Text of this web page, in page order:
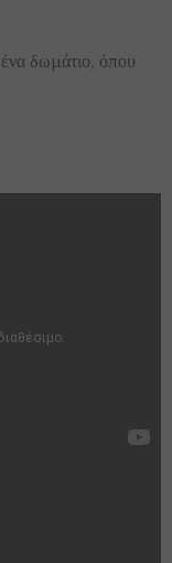
δωμάτιο, όπου